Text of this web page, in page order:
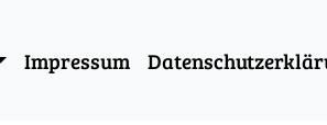
Impressum